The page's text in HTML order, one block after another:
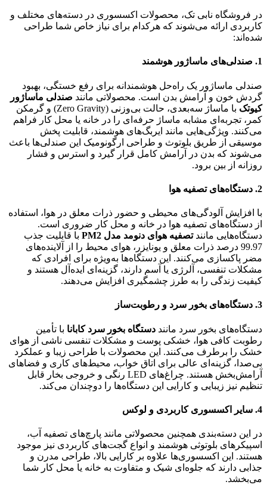
در فروشگاه نابی تک، محصولات اکسسوری در دسته‌های مختلف و
کاربردی ارائه می‌شوند که هرکدام برای نیاز خاص شما طراحی
شده‌اند:
1. صندلی‌های ماساژور هوشمند
صندلی ماساژور یک راه‌حل هوشمندانه برای رفع خستگی، بهبود
گردش خون و آرامش بدن است. محصولاتی مانند صندلی ماساژور
کیوتک
با ماساژ سه‌بعدی، حالت بی‌وزنی (Zero Gravity) و گرمکن
کمر، تجربه‌ای مشابه ماساژ حرفه‌ای را در خانه یا محل کار فراهم
می‌کنند. ویژگی‌هایی مانند ایربگ‌های هوشمند، قابلیت پخش
موسیقی از طریق بلوتوث و طراحی ارگونومیک این صندلی‌ها باعث
می‌شوند که بدن در آرامش کامل قرار گیرد و استرس و فشار
روزانه از بین برود.
2. دستگاه‌های تصفیه هوا
با افزایش آلودگی‌های محیطی و حضور ذرات معلق در هوا، استفاده
از دستگاه‌های تصفیه هوا در خانه و محل کار ضروری است.
دستگاه‌هایی مانندتصفیه هوای دنومد مدل PM2
با قابلیت جذب
99.97 درصد ذرات معلق و یونایزر، هوای محیط را از آلاینده‌های
مضر پاکسازی می‌کنند. این دستگاه‌ها به‌ویژه برای افرادی که
مشکلات تنفسی، آلرژی یا آسم دارند، گزینه‌ای ایده‌آل هستند و
کیفیت زندگی را به طرز چشمگیری افزایش می‌دهند.
3. دستگاه‌های بخور سرد و رطوبت‌ساز
دستگاه‌های بخور سرد مانند دستگاه بخور سرد کابانا با تأمین
رطوبت کافی هوا، خشکی پوست و مشکلات تنفسی ناشی از هوای
خشک را برطرف می‌کنند. این محصولات با طراحی زیبا و عملکرد
بی‌صدا، گزینه‌ای عالی برای اتاق خواب، محیط‌های کاری و فضاهای
آرامش‌بخش هستند. چراغ‌های LED رنگی و خروجی بخار قابل
تنظیم نیز زیبایی و کارایی این دستگاه‌ها را دوچندان می‌کند.
4. سایر اکسسوری‌ کاربردی و لوکس
در این دسته‌بندی همچنین محصولاتی مانند پارچ‌های تصفیه آب،
اسپیکرهای بلوتوثی هوشمند و انواع گجت‌های کاربردی نیز موجود
هستند. این اکسسوری‌ها علاوه بر کارایی بالا، طراحی مدرن و
جذابی دارند که جلوه‌ای شیک و متفاوت به خانه یا محل کار شما
می‌بخشد.